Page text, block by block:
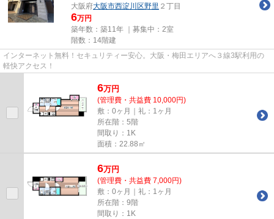
大阪府大阪市西淀川区野里 ２丁目
6万円
築年数：築11年 ｜募集中： 2室
階数：14階建
インターネット無料！セキュリティー安心。大阪・梅田エリアへ３線3駅利用の
軽快アクセス！
6万円
(管理費・共益費 10,000円)
敷：0ヶ月｜礼：1ヶ月
所在階：5階
間取り：1K
面積：22.88㎡
6万円
(管理費・共益費 7,000円)
敷：0ヶ月｜礼：1ヶ月
所在階：9階
間取り：1K